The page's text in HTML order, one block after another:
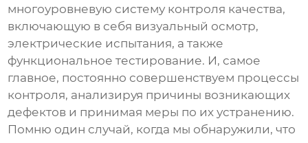
многоуровневую систему контроля качества,
включающую в себя визуальный осмотр,
электрические испытания, а также
функциональное тестирование. И, самое
главное, постоянно совершенствуем процессы
контроля, анализируя причины возникающих
дефектов и принимая меры по их устранению.
Помню один случай, когда мы обнаружили, что